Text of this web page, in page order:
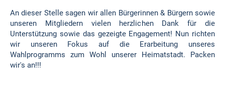
An dieser Stelle sagen wir allen Bürgerinnen & Bürgern sowie
unseren Mitgliedern vielen herzlichen Dank für die
Unterstützung sowie das gezeigte Engagement! Nun richten
wir unseren Fokus auf die Erarbeitung unseres
Wahlprogramms zum Wohl unserer Heimatstadt. Packen
wir's an!!!